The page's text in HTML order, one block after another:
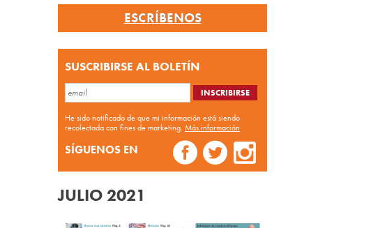
ESCRÍBENOS
SUSCRIBIRSE AL BOLETÍN
He sido notificado de que mi información está siendo
recolectada con fines de marketing. Más información
SÍGUENOS EN
JULIO 2021